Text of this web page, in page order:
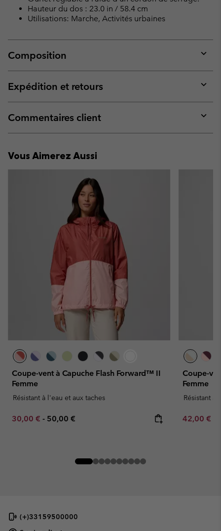
Hauteur du dos : 23.0 in / 58.4 cm
Utilisations: Marche, Activités urbaines
Composition
or
Expédition et retours
or
Commentaires client
or
Vous Aimerez Aussi
Coupe-vent à Capuche Flash Forward™ II
Femme
Résistant à l'eau et aux taches
Minimum sale price:
30,00 € - Maximum price:
50,00 €
Coupe-
Femme
Résistant à
Minimum
42,00 €
(+)33159500000